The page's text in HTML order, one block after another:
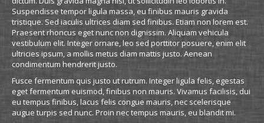
Suspendisse tempor ligula massa, eu finibus mauris gravida
tristique. Sed iaculis ultrices diam sed finibus. Etiam non lorem est.
Praesent rhoncus eget nunc non dignissim. Aliquam vehicula
vestibulum elit. Integer ornare, leo sed porttitor posuere, enim elit
ultricies ipsum, a mollis metus diam mattis justo. Aenean
condimentum hendrerit justo.
Fusce fermentum quis justo ut rutrum. Integer ligula felis, egestas
eget fermentum euismod, finibus non mauris. Vivamus facilisis, dui
eu tempus finibus, lacus felis congue mauris, nec scelerisque
augue turpis sed nunc. Proin nec tempus mauris, eu blandit mi.